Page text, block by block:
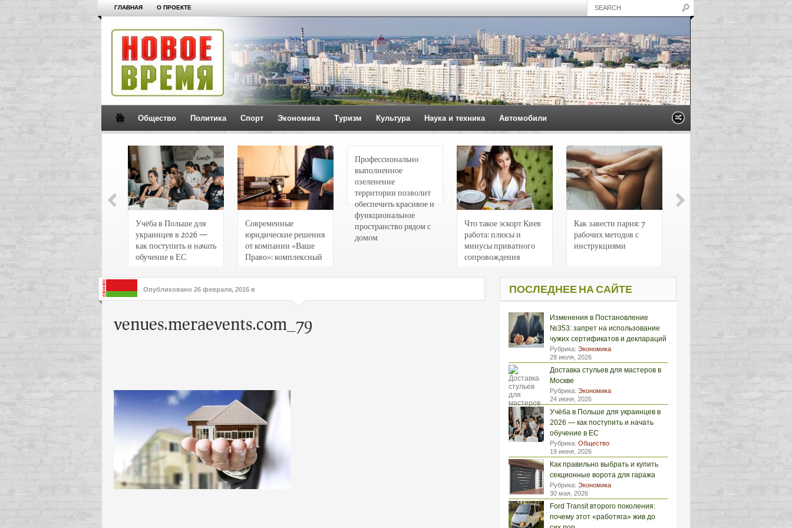
ГЛАВНАЯ О ПРОЕКТЕ
Общество Политика Спорт Экономика Туризм Культура Наука и техника Автомобили
Учёба в Польше для
украинцев в 2026 —
как поступить и начать
обучение в ЕС
Современные
юридические решения
от компании «Ваше
Право»: комплексный
интересов клиентов
Профессионально
выполненное
озеленение
территории позволит
обеспечить красивое и
функциональное
пространство рядом с
домом
Что такое эскорт Киев
работа: плюсы и
минусы приватного
сопровождения
Как завести парня: 7
рабочих методов с
инструкциями
Опубликовано 26 февраля, 2016 в
venues.meraevents.com_79
ПОСЛЕДНЕЕ НА САЙТЕ
Изменения в Постановление
№353: запрет на использование
чужих сертификатов и деклараций
Рубрика: Экономика
28 июля, 2026
Доставка стульев для мастеров в
Москве
Рубрика: Экономика
24 июня, 2026
Учёба в Польше для украинцев в
2026 — как поступить и начать
обучение в ЕС
Рубрика: Общество
19 июня, 2026
Как правильно выбрать и купить
секционные ворота для гаража
Рубрика: Экономика
30 мая, 2026
Ford Transit второго поколения:
почему этот «работяга» жив до